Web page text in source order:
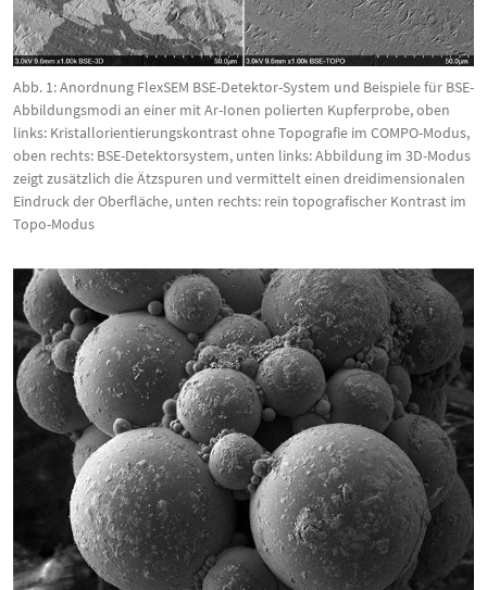
Abb. 1: Anordnung FlexSEM BSE-Detektor-System und Beispiele für BSE-
Abbildungsmodi an einer mit Ar-Ionen polierten Kupferprobe, oben
links: Kristallorientierungskontrast ohne Topografie im COMPO-Modus,
oben rechts: BSE-Detektorsystem, unten links: Abbildung im 3D-Modus
zeigt zusätzlich die Ätzspuren und vermittelt einen dreidimensionalen
Eindruck der Oberfläche, unten rechts: rein topografischer Kontrast im
Topo-Modus